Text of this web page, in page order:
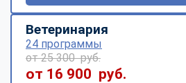
Ветеринария
24 программы
от 25 300 руб.
от 16 900 руб.